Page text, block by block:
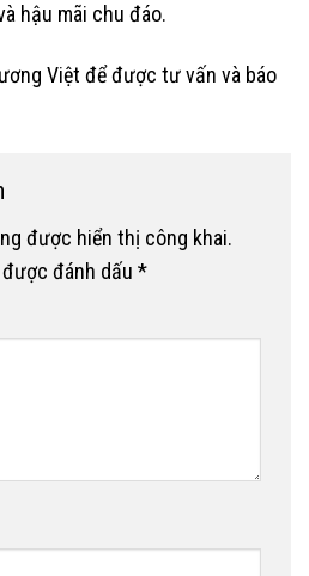
hậu mãi chu đáo.
Việt để được tư vấn và báo
được hiển thị công khai.
đánh dấu *